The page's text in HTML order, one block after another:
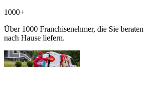
1000+
Über 1000 Franchisenehmer, die Sie
nach Hause liefern.